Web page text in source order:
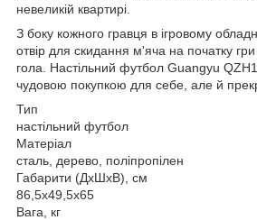
невеликій квартирі.
З боку кожного гравця в ігровому
отвір для скидання м'яча на початку
гола. Настільний футбол Guangyu
чудовою покупкою для себе, але й
Тип
настільний футбол
Матеріал
сталь, дерево, поліпропілен
Габарити (ДхШхВ), см
86,5х49,5х65
Вага, кг